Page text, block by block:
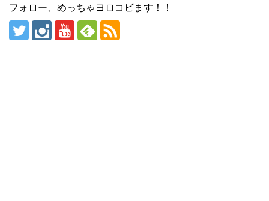
フォロー、めっちゃヨロコビます！！